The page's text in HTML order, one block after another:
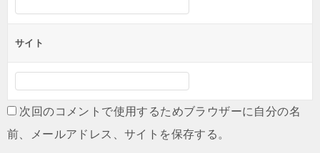
サイト
次回のコメントで使用するためブラウザーに自分の名
前、メールアドレス、サイトを保存する。